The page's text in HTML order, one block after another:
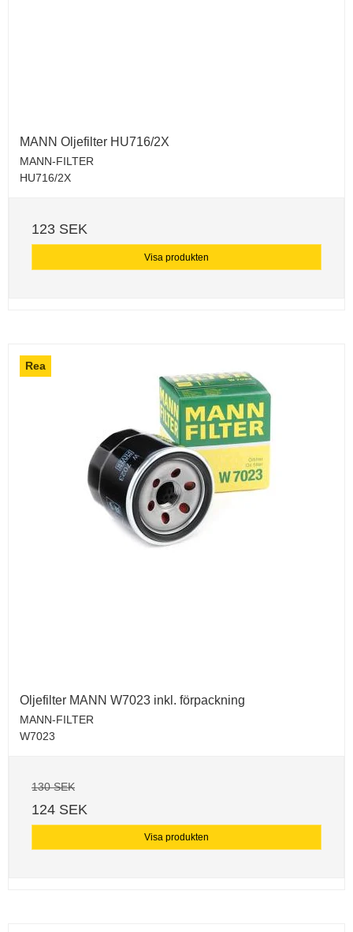
MANN Oljefilter HU716/2X
MANN-FILTER
HU716/2X
123 SEK
Visa produkten
Rea
Oljefilter MANN W7023 inkl. förpackning
MANN-FILTER
W7023
130 SEK
124 SEK
Visa produkten